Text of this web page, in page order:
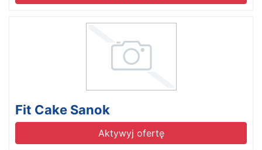
Fit Cake Sanok
Aktywyj ofertę